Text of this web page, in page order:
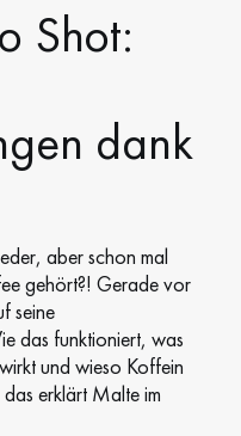
Shot:
dank
aber schon mal
gehört?! Gerade vor
seine
das funktioniert, was
und wieso Koffein
erklärt Malte im